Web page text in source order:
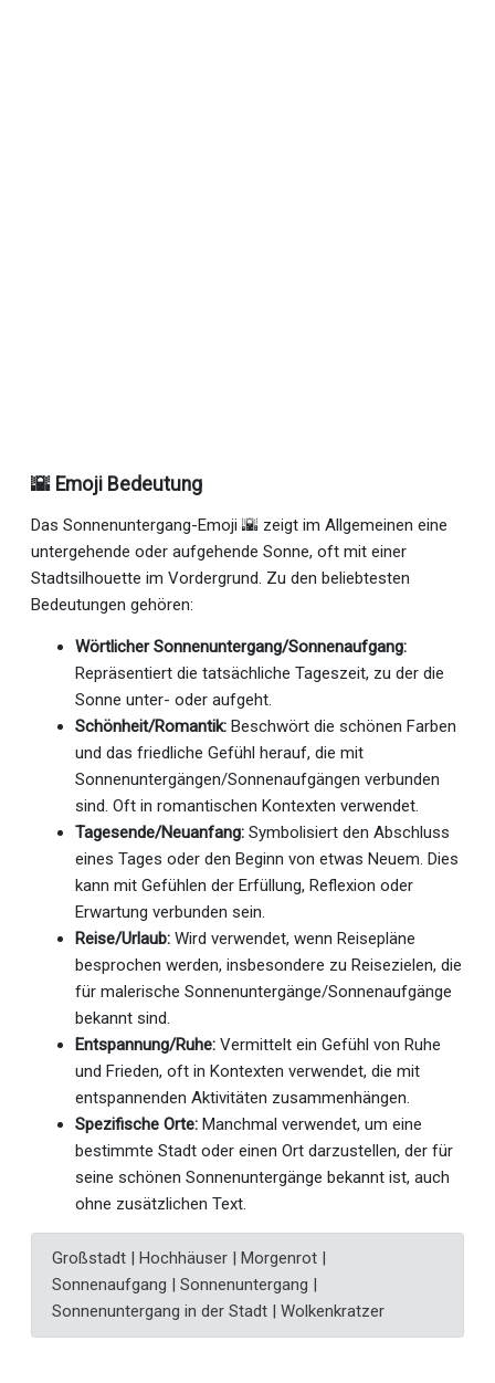
🌇 Emoji Bedeutung
Das Sonnenuntergang-Emoji 🌇 zeigt im Allgemeinen eine
untergehende oder aufgehende Sonne, oft mit einer
Stadtsilhouette im Vordergrund. Zu den beliebtesten
Bedeutungen gehören:
Wörtlicher Sonnenuntergang/Sonnenaufgang:
Repräsentiert die tatsächliche Tageszeit, zu der die
Sonne unter- oder aufgeht.
Schönheit/Romantik: Beschwört die schönen Farben
und das friedliche Gefühl herauf, die mit
Sonnenuntergängen/Sonnenaufgängen verbunden
sind. Oft in romantischen Kontexten verwendet.
Tagesende/Neuanfang: Symbolisiert den Abschluss
eines Tages oder den Beginn von etwas Neuem. Dies
kann mit Gefühlen der Erfüllung, Reflexion oder
Erwartung verbunden sein.
Reise/Urlaub: Wird verwendet, wenn Reisepläne
besprochen werden, insbesondere zu Reisezielen, die
für malerische Sonnenuntergänge/Sonnenaufgänge
bekannt sind.
Entspannung/Ruhe: Vermittelt ein Gefühl von Ruhe
und Frieden, oft in Kontexten verwendet, die mit
entspannenden Aktivitäten zusammenhängen.
Spezifische Orte: Manchmal verwendet, um eine
bestimmte Stadt oder einen Ort darzustellen, der für
seine schönen Sonnenuntergänge bekannt ist, auch
ohne zusätzlichen Text.
Großstadt | Hochhäuser | Morgenrot |
Sonnenaufgang | Sonnenuntergang |
Sonnenuntergang in der Stadt | Wolkenkratzer